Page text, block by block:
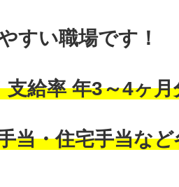
すい職場です！
支給率 年3～4ヶ月
当・住宅手当な